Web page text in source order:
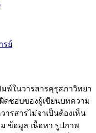
รย์
พ์ในวารสารคุรุสภาวิทยา
ดชอบของผู้เขียนบทความ
รสารไม่จาเป็นต้องเห็น
ข้อมูล เนื้อหา รูปภาพ